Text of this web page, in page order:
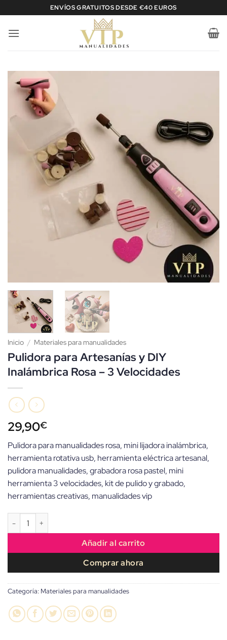
al
contenido
ENVÍOS GRATUITOS DESDE €40 EUROS
Inicio / Materiales para manualidades
Pulidora para Artesanías y DIY
Inalámbrica Rosa – 3 Velocidades
29,90€
Pulidora para manualidades rosa, mini lijadora inalámbrica,
herramienta rotativa usb, herramienta eléctrica artesanal,
pulidora manualidades, grabadora rosa pastel, mini
herramienta 3 velocidades, kit de pulido y grabado,
herramientas creativas, manualidades vip
Pulidora para Artesanías y DIY Inalámbrica Rosa – 3 Velocidades
Añadir al carrito
Comprar ahora
Categoría: Materiales para manualidades